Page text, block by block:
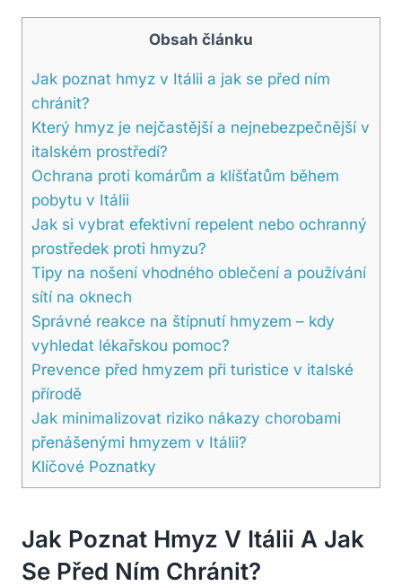
Obsah článku
Jak poznat hmyz v Itálii a jak se před ním
chránit?
Který hmyz je nejčastější a nejnebezpečnější v
italském prostředí?
Ochrana proti komárům a klíšťatům během
pobytu v Itálii
Jak si vybrat efektivní repelent nebo ochranný
prostředek proti hmyzu?
Tipy na nošení vhodného oblečení a používání
sítí na oknech
Správné reakce na štípnutí hmyzem – kdy
vyhledat lékařskou pomoc?
Prevence před hmyzem při turistice v italské
přírodě
Jak minimalizovat riziko nákazy chorobami
přenášenými hmyzem v Itálii?
Klíčové Poznatky
Jak Poznat Hmyz V Itálii A Jak
Se Před Ním Chránit?